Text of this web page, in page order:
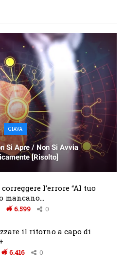
GIAVA
Si Apre / Non Si Avvia
[Risolto]
l’errore “Al tuo
mancano…
6.599 0
il ritorno a capo di
6.416 0